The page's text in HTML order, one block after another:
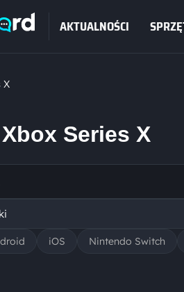
AKTUALNOŚCI
X
Series X
iOS Nintendo Switch